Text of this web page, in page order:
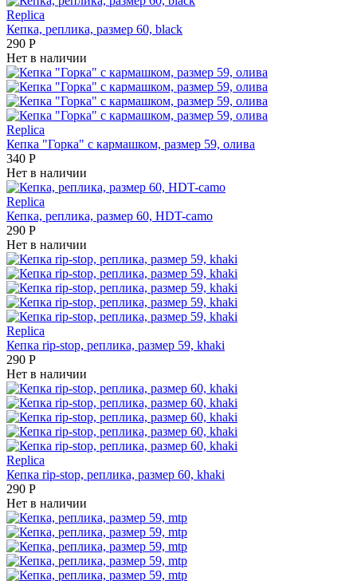
Replica
Кепка, реплика, размер 60, black
290 Р
Нет в наличии
Replica
Кепка "Горка" с кармашком, размер 59, олива
340 Р
Нет в наличии
Replica
Кепка, реплика, размер 60, HDT-camo
290 Р
Нет в наличии
Replica
Кепка rip-stop, реплика, размер 59, khaki
290 Р
Нет в наличии
Replica
Кепка rip-stop, реплика, размер 60, khaki
290 Р
Нет в наличии